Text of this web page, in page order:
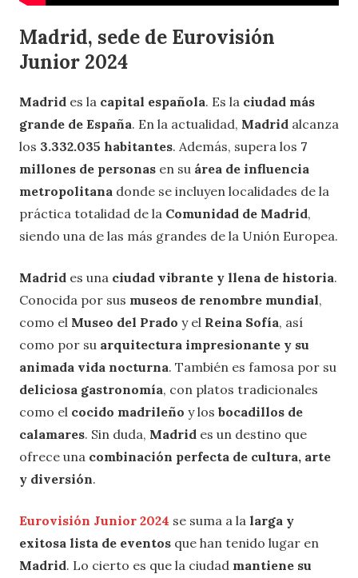
Madrid, sede de Eurovisión
Junior 2024
Madrid es la capital española. Es la ciudad más
grande de España. En la actualidad, Madrid alcanza
los 3.332.035 habitantes. Además, supera los 7
millones de personas en su área de influencia
metropolitana donde se incluyen localidades de la
práctica totalidad de la Comunidad de Madrid,
siendo una de las más grandes de la Unión Europea.
Madrid es una ciudad vibrante y llena de historia.
Conocida por sus museos de renombre mundial,
como el Museo del Prado y el Reina Sofía, así
como por su arquitectura impresionante y su
animada vida nocturna. También es famosa por su
deliciosa gastronomía, con platos tradicionales
como el cocido madrileño y los bocadillos de
calamares. Sin duda, Madrid es un destino que
ofrece una combinación perfecta de cultura, arte
y diversión.
Eurovisión Junior 2024 se suma a la larga y
exitosa lista de eventos que han tenido lugar en
Madrid. Lo cierto es que la ciudad mantiene su